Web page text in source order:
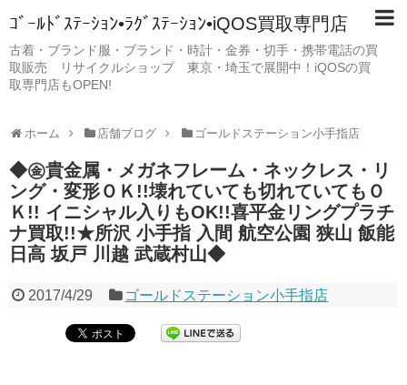
ｺﾞｰﾙﾄﾞｽﾃｰｼｮﾝ•ﾗｸﾞｽﾃｰｼｮﾝ•iQOS買取専門店
古着・ブランド服・ブランド・時計・金券・切手・携帯電話の買
取販売 リサイクルショップ 東京・埼玉で展開中！iQOSの買
取専門店もOPEN!
ホーム 店舗ブログ ゴールドステーション小手指店
◆㊎貴金属・メガネフレーム・ネックレス・リ
ング・変形ＯＫ!!壊れていても切れていてもＯ
Ｋ!! イニシャル入りもOK!!喜平金リングプラチ
ナ買取!!★所沢 小手指 入間 航空公園 狭山 飯能
日高 坂戸 川越 武蔵村山◆
2017/4/29 ゴールドステーション小手指店